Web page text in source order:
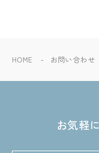
HOME お問い合わせ
お気軽